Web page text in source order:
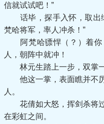
信就试试吧！”
话毕，探手入怀，取出
梵哈将军，率人冲杀！”
阿梵哈骠悍（？）着你
人，朝阵中就冲！
林元生踏上一步，双掌一
他这一掌，表面瞧并不厉
人。
花倩如大怒，挥剑杀将过
在彩虹之间。